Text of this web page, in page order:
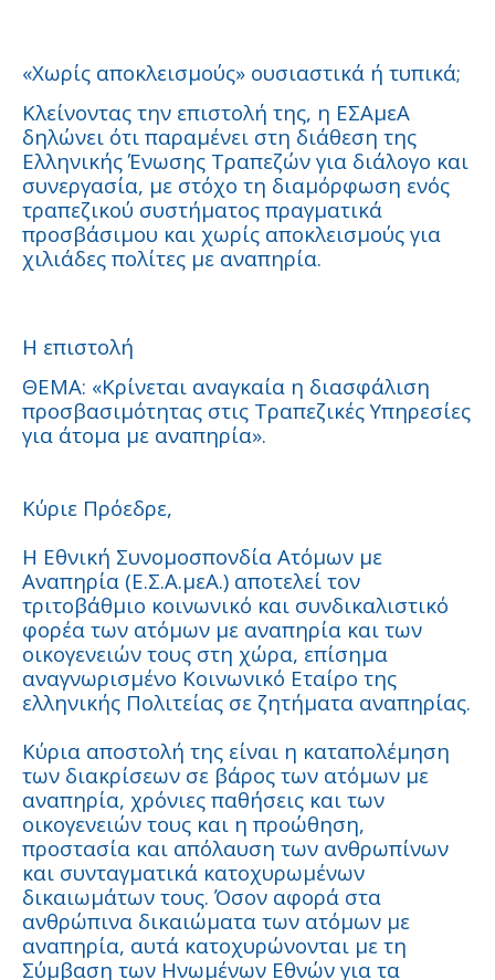
«Χωρίς αποκλεισμούς» ουσιαστικά ή τυπικά;
Κλείνοντας την επιστολή της, η ΕΣΑμεΑ
δηλώνει ότι παραμένει στη διάθεση της
Ελληνικής Ένωσης Τραπεζών για διάλογο και
συνεργασία, με στόχο τη διαμόρφωση ενός
τραπεζικού συστήματος πραγματικά
προσβάσιμου και χωρίς αποκλεισμούς για
χιλιάδες πολίτες με αναπηρία.
Η επιστολή
ΘΕΜΑ: «Κρίνεται αναγκαία η διασφάλιση
προσβασιμότητας στις Τραπεζικές Υπηρεσίες
για άτομα με αναπηρία».
Κύριε Πρόεδρε,
Η Εθνική Συνομοσπονδία Ατόμων με
Αναπηρία (Ε.Σ.Α.μεΑ.) αποτελεί τον
τριτοβάθμιο κοινωνικό και συνδικαλιστικό
φορέα των ατόμων με αναπηρία και των
οικογενειών τους στη χώρα, επίσημα
αναγνωρισμένο Κοινωνικό Εταίρο της
ελληνικής Πολιτείας σε ζητήματα αναπηρίας.
Κύρια αποστολή της είναι η καταπολέμηση
των διακρίσεων σε βάρος των ατόμων με
αναπηρία, χρόνιες παθήσεις και των
οικογενειών τους και η προώθηση,
προστασία και απόλαυση των ανθρωπίνων
και συνταγματικά κατοχυρωμένων
δικαιωμάτων τους. Όσον αφορά στα
ανθρώπινα δικαιώματα των ατόμων με
αναπηρία, αυτά κατοχυρώνονται με τη
Σύμβαση των Ηνωμένων Εθνών για τα